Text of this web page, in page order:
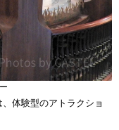
体験型のアトラクショ